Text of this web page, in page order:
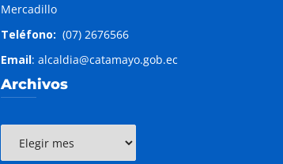
Mercadillo
Teléfono: (07) 2676566
Email: alcaldia@catamayo.gob.ec
Archivos